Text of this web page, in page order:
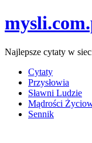
Najlepsze cytaty w
Cytaty
Przysłowia
Sławni Ludzie
Mądrości
Sennik